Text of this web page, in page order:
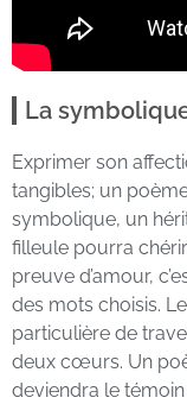
La
Exprimer son
tangibles; un
symbolique, un
filleule pourra chérir
preuve d’amour,
des mots choisis.
particulière de
deux cœurs. Un
deviendra le